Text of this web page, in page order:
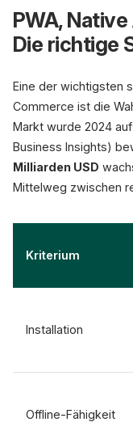
PWA,
Die richtige
Eine der wichtigsten
Commerce ist die
Markt wurde 2024 auf
Business Insights)
Milliarden USD
Mittelweg zwischen
Kriterium
Installation
Offline-Fähigkeit